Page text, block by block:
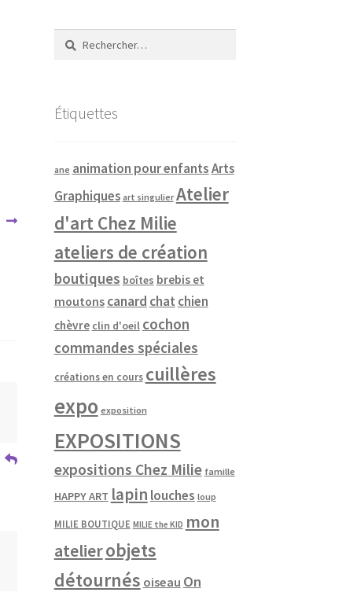
Rechercher :
Étiquettes
ane animation pour enfantsArts
Graphiques art singulier Atelier
d'art Chez Milie
ateliers de création
boutiques boîtes brebis et
moutons canard chat chien
chèvre clin d'oeil cochon
commandes spéciales
créations en cours cuillères
expo exposition
EXPOSITIONS
expositions Chez Milie famille
HAPPY ART lapin louches loup
MILIE BOUTIQUE MILIE the KID mon
atelierobjets
détournés oiseau On